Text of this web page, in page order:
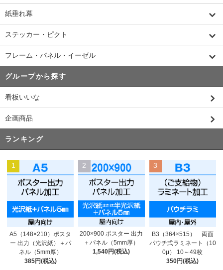
紙垂れ幕
ステッカー・ピクト
フレーム・パネル・イーゼル
グループから探す
看板いいな
企画商品
ランキング
1
A5（148×210）ポスタ
ー 出力（光沢紙）＋パ
ネル（5mm厚）
385円(税込)
2
200×900 ポスター 出力
＋パネル（5mm厚）
1,540円(税込)
3
B3（364×515） 両面
パウチ式ラミネート（10
0μ） 10～49枚
350円(税込)